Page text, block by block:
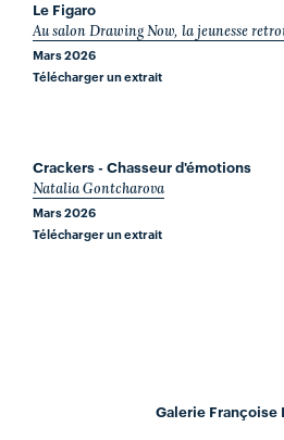
Le Figaro
Au salon Drawing Now, la jeunesse
Mars 2026
Télécharger un extrait
Crackers - Chasseur d'émotions
Natalia Gontcharova
Mars 2026
Télécharger un extrait
Galerie Françoise